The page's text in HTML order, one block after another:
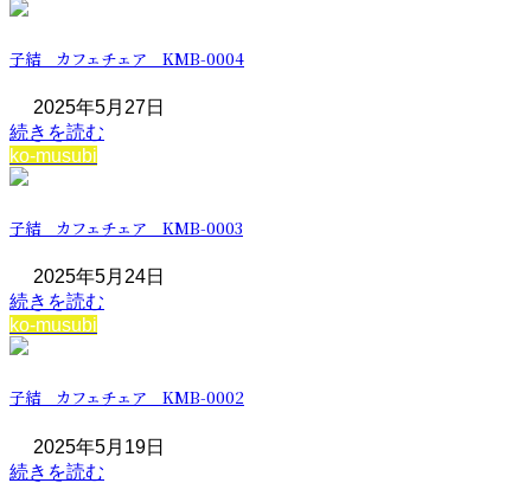
子結 カフェチェア KMB-0004
2025年5月27日
続きを読む
ko-musubi
子結 カフェチェア KMB-0003
2025年5月24日
続きを読む
ko-musubi
子結 カフェチェア KMB-0002
2025年5月19日
続きを読む